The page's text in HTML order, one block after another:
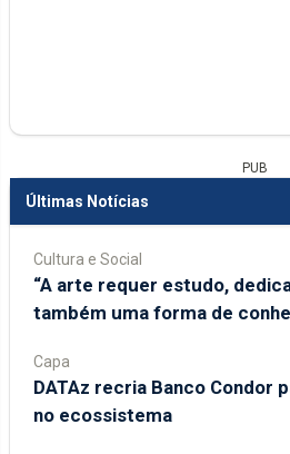
PUB
Últimas Notícias
Cultura e Social
“A arte requer estudo,
também uma forma de
Capa
DATAz recria Banco Condor
no ecossistema